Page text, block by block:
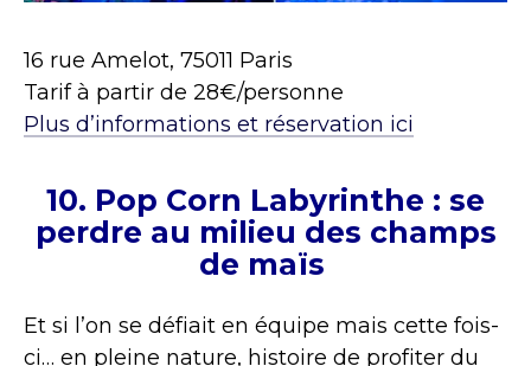
16 rue Amelot, 75011 Paris
Tarif à partir de 28€/personne
Plus d’informations et réservation ici
10. Pop Corn Labyrinthe : se
perdre au milieu des champs
de maïs
Et si l’on se défiait en équipe mais cette fois-
ci… en pleine nature, histoire de profiter du